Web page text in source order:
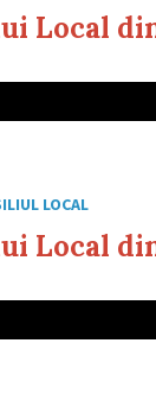
Local
LOCAL
Local din